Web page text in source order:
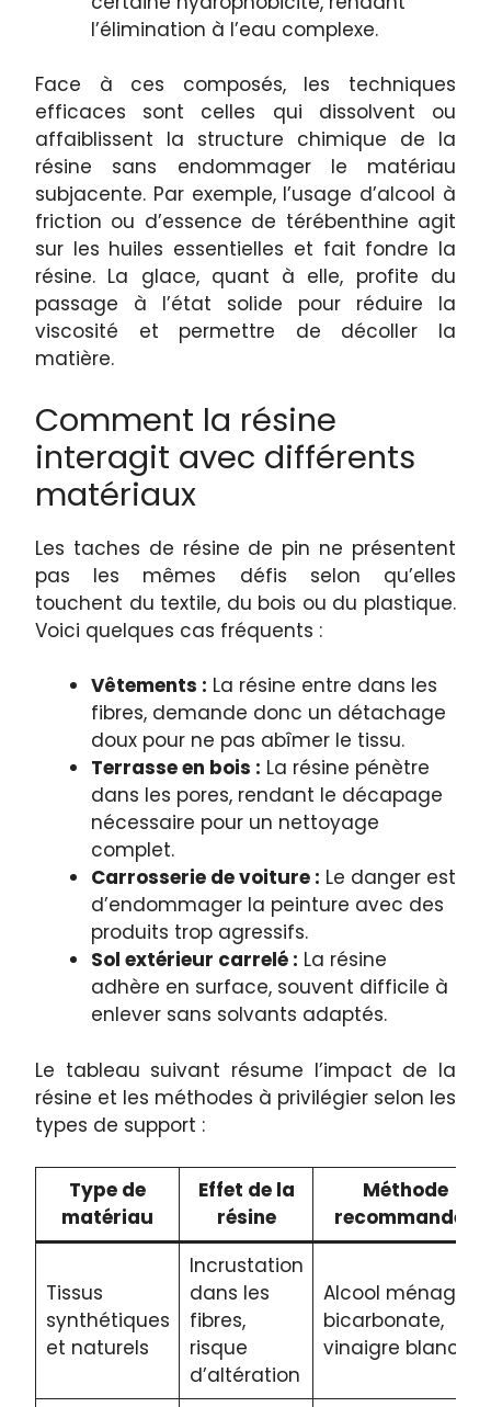
l’élimination à l’eau complexe.
Face à ces composés, les techniques
efficaces sont celles qui dissolvent ou
affaiblissent la structure chimique de la
résine sans endommager le matériau
subjacente. Par exemple, l’usage d’alcool à
friction ou d’essence de térébenthine agit
sur les huiles essentielles et fait fondre la
résine. La glace, quant à elle, profite du
passage à l’état solide pour réduire la
viscosité et permettre de décoller la
matière.
Comment la résine
interagit avec différents
matériaux
Les taches de résine de pin ne présentent
pas les mêmes défis selon qu’elles
touchent du textile, du bois ou du plastique.
Voici quelques cas fréquents :
Vêtements : La résine entre dans les
fibres, demande donc un détachage
doux pour ne pas abîmer le tissu.
Terrasse en bois : La résine pénètre
dans les pores, rendant le décapage
nécessaire pour un nettoyage
complet.
Carrosserie de voiture : Le danger est
d’endommager la peinture avec des
produits trop agressifs.
Sol extérieur carrelé : La résine
adhère en surface, souvent difficile à
enlever sans solvants adaptés.
Le tableau suivant résume l’impact de la
résine et les méthodes à privilégier selon les
types de support :
Type de
matériau
Effet de la
résine
Méthode
recommandée
Tissus
synthétiques
et naturels
Incrustation
dans les
fibres,
risque
d’altération
Alcool ménager,
bicarbonate,
vinaigre blanc